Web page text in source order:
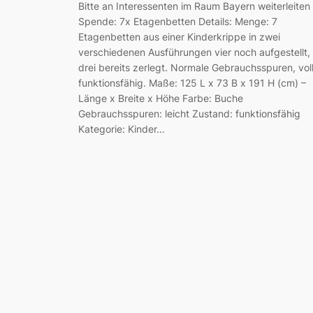
Bitte an Interessenten im Raum Bayern weiterleiten
Spende: 7x Etagenbetten Details: Menge: 7
Etagenbetten aus einer Kinderkrippe in zwei
verschiedenen Ausführungen vier noch aufgestellt,
drei bereits zerlegt. Normale Gebrauchsspuren, voll
funktionsfähig. Maße: 125 L x 73 B x 191 H (cm) –
Länge x Breite x Höhe Farbe: Buche
Gebrauchsspuren: leicht Zustand: funktionsfähig
Kategorie: Kinder…